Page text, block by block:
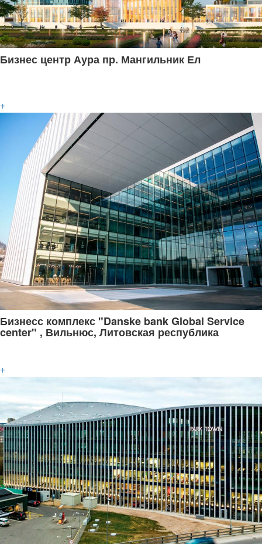
Бизнес центр Аура пр. Мангильник Ел
+
Бизнесс комплекс "Danske bank Global Service
center" , Вильнюс, Литовская республика
+